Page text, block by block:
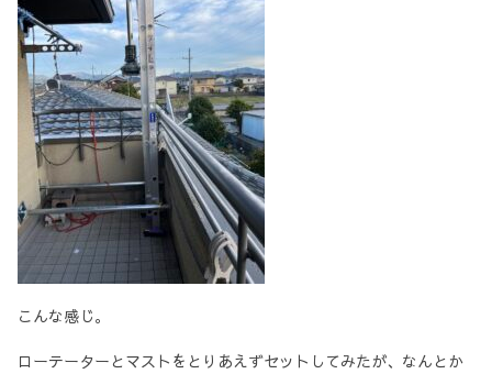
こんな感じ。
ローテーターとマストをとりあえずセットしてみたが、なんとか